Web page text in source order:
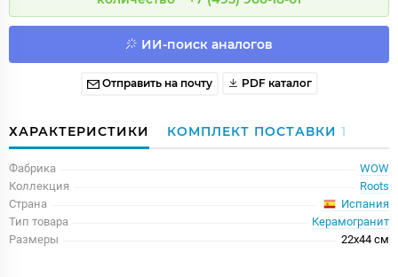
ИИ-поиск аналогов
Отправить на почту PDF каталог
ХАРАКТЕРИСТИКИ КОМПЛЕКТ ПОСТАВКИ 1
Фабрика
WOW
Коллекция
Roots
Страна
Испания
Тип товара
Керамогранит
Размеры
22x44 см